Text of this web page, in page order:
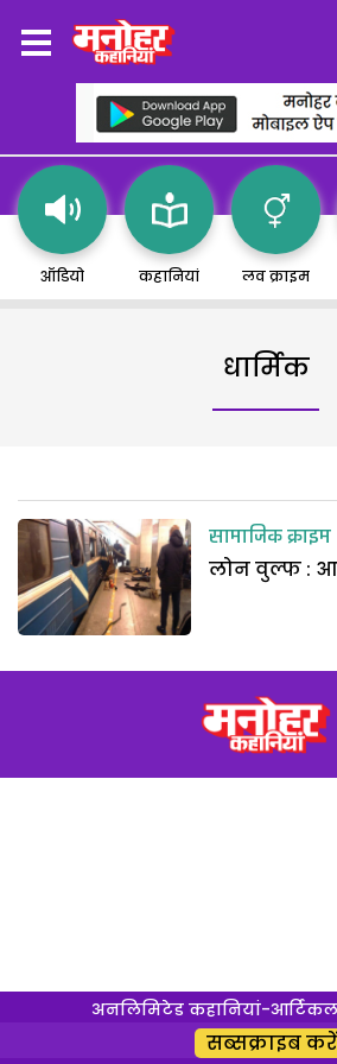
ऑडियो कहानियां लव क्राइम
धार्मिक
सामाजिक क्राइम
लोन वुल्फ :
अनलिमिटेड कहानियां-
सब्सक्राइब करें